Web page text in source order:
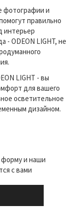
фотографии и
правильно
интерьер
- ODEON LIGHT, не
LIGHT - вы
для вашего
осветительное
дизайном.
форму и наши
с вами